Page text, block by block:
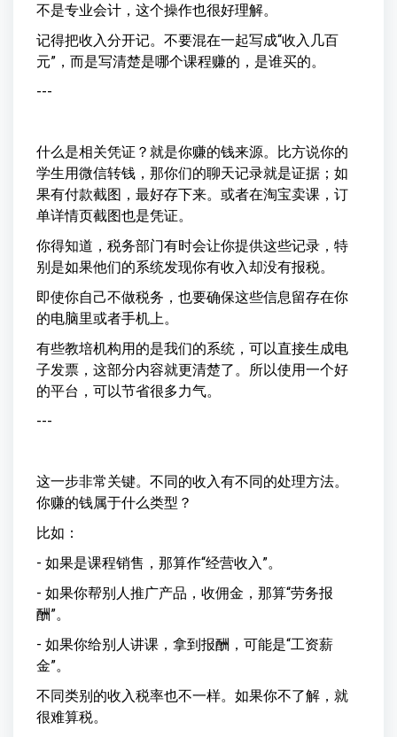
不是专业会计，这个操作也很好理解。
记得把收入分开记。不要混在一起写成“收入几百
元”，而是写清楚是哪个课程赚的，是谁买的。
---
什么是相关凭证？就是你赚的钱来源。比方说你的
学生用微信转钱，那你们的聊天记录就是证据；如
果有付款截图，最好存下来。或者在淘宝卖课，订
单详情页截图也是凭证。
你得知道，税务部门有时会让你提供这些记录，特
别是如果他们的系统发现你有收入却没有报税。
即使你自己不做税务，也要确保这些信息留存在你
的电脑里或者手机上。
有些教培机构用的是我们的系统，可以直接生成电
子发票，这部分内容就更清楚了。所以使用一个好
的平台，可以节省很多力气。
---
这一步非常关键。不同的收入有不同的处理方法。
你赚的钱属于什么类型？
比如：
- 如果是课程销售，那算作“经营收入”。
- 如果你帮别人推广产品，收佣金，那算“劳务报
酬”。
- 如果你给别人讲课，拿到报酬，可能是“工资薪
金”。
不同类别的收入税率也不一样。如果你不了解，就
很难算税。